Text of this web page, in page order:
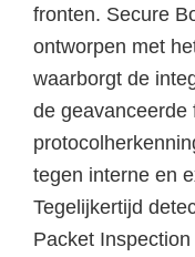
fronten. Secure
ontworpen met
waarborgt de
de geavanceerde
tegen interne en
Tegelijkertijd
Packet